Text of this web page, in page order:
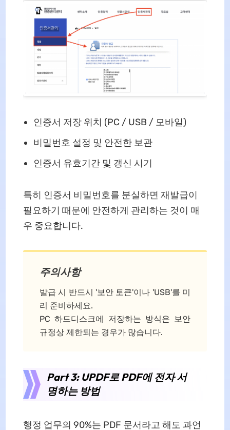
인증서 저장 위치 (PC / USB / 모바일)
비밀번호 설정 및 안전한 보관
인증서 유효기간 및 갱신 시기
특히 인증서 비밀번호를 분실하면 재발급이
필요하기 때문에 안전하게 관리하는 것이 매
우 중요합니다.
주의사항
발급 시 반드시 '보안 토큰'이나 'USB'를 미
리 준비하세요.
PC 하드디스크에 저장하는 방식은 보안
규정상 제한되는 경우가 많습니다.
Part 3: UPDF로 PDF에 전자 서
명하는 방법
행정 업무의 90%는 PDF 문서라고 해도 과언